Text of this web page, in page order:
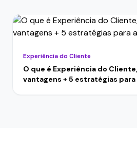
Experiência do Cliente
O que é Experiência do
vantagens + 5 estratégias